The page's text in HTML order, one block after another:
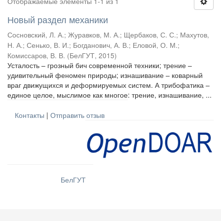
Новый раздел механики
Сосновский, Л. А.; Журавков, М. А.; Щербаков, С. С.; Махутов,
Н. А.; Сенько, В. И.; Богданович, А. В.; Еловой, О. М.;
Комиссаров, В. В. (БелГУТ, 2015)
Усталость – грозный бич современной техники; трение –
удивительный феномен природы; изнашивание – коварный
враг движущихся и деформируемых систем. А трибофатика –
единое целое, мыслимое как многое: трение, изнашивание, ...
Контакты | Отправить отзыв
БелГУТ